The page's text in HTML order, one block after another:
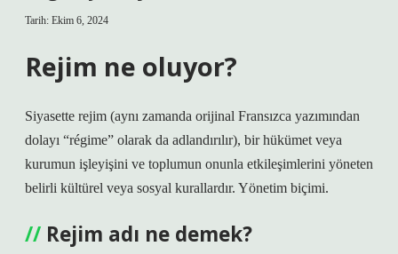
Tarih: Ekim 6, 2024
Rejim ne oluyor?
Siyasette rejim (aynı zamanda orijinal Fransızca yazımından
dolayı “régime” olarak da adlandırılır), bir hükümet veya
kurumun işleyişini ve toplumun onunla etkileşimlerini yöneten
belirli kültürel veya sosyal kurallardır. Yönetim biçimi.
Rejim adı ne demek?